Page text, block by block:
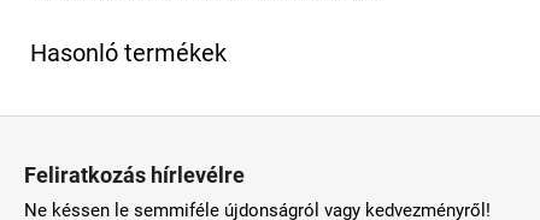
Feliratkozás hírlevélre
Ne késsen le semmiféle újdonságról vagy kedvezményről!